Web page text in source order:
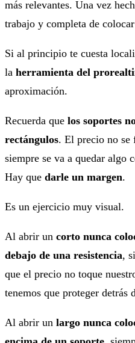
más relevantes. Una vez
trabajo y completa de
Si al principio te cuesta
la herramienta del
aproximación.
Recuerda que los soportes
rectángulos. El precio no se
siempre se va a quedar algo
Hay que darle un margen.
Es un ejercicio muy visual.
Al abrir un corto nunca
debajo de una resistencia,
que el precio no toque
tenemos que proteger detrás
Al abrir un largo nunca